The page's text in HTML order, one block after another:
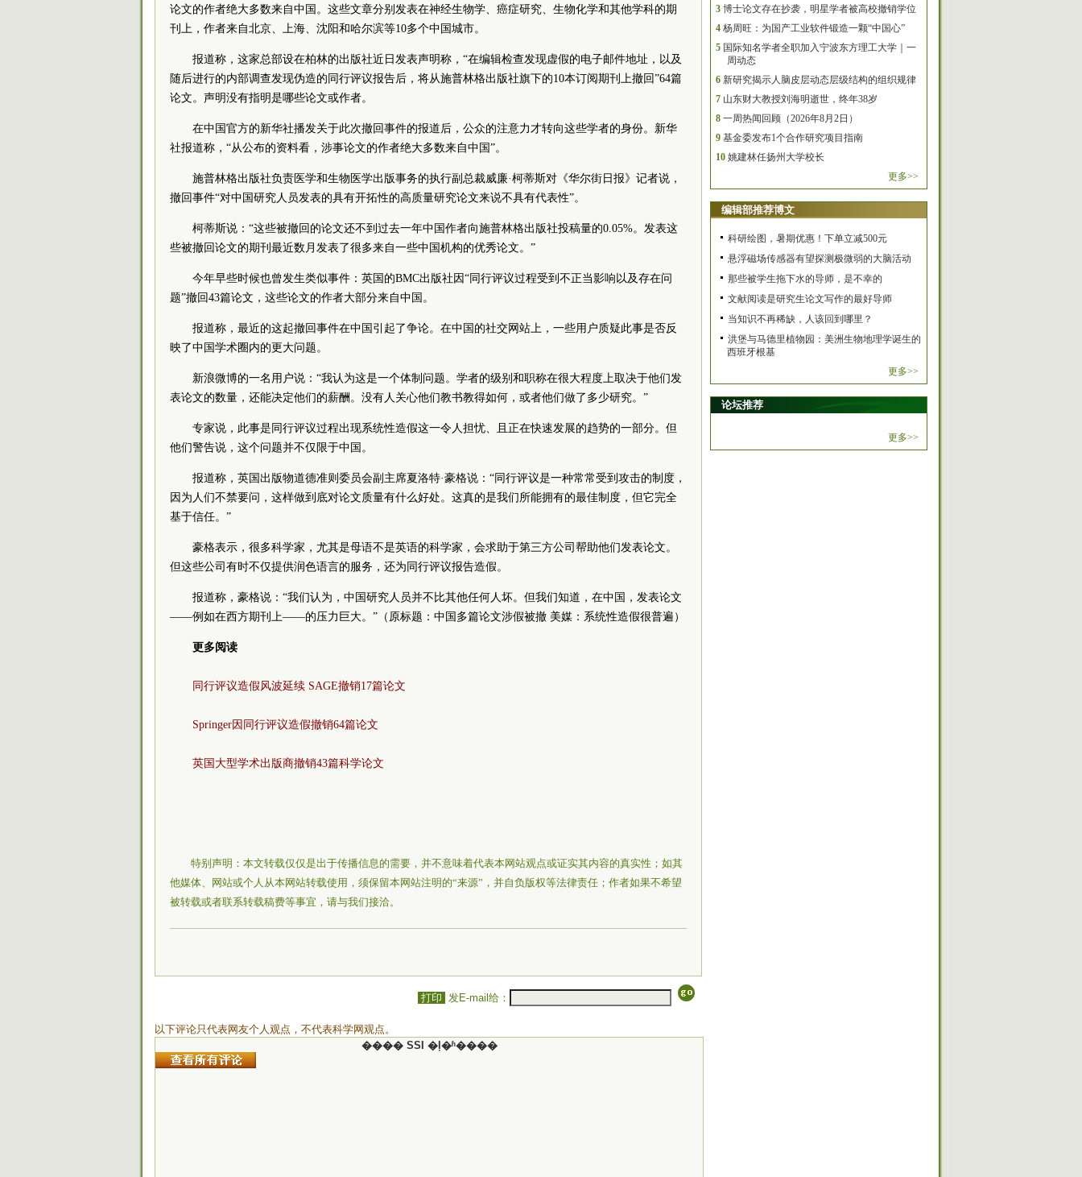
论文的作者绝大多数来自中国。这些文章分别发表在神经生物学、癌症研究、生物化学和其他学科的期
刊上，作者来自北京、上海、沈阳和哈尔滨等10多个中国城市。
报道称，这家总部设在柏林的出版社近日发表声明称，“在编辑检查发现虚假的电子邮件地址，以及
随后进行的内部调查发现伪造的同行评议报告后，将从施普林格出版社旗下的10本订阅期刊上撤回”64篇
论文。声明没有指明是哪些论文或作者。
在中国官方的新华社播发关于此次撤回事件的报道后，公众的注意力才转向这些学者的身份。新华
社报道称，“从公布的资料看，涉事论文的作者绝大多数来自中国”。
施普林格出版社负责医学和生物医学出版事务的执行副总裁威廉·柯蒂斯对《华尔街日报》记者说，
撤回事件“对中国研究人员发表的具有开拓性的高质量研究论文来说不具有代表性”。
柯蒂斯说：“这些被撤回的论文还不到过去一年中国作者向施普林格出版社投稿量的0.05%。发表这
些被撤回论文的期刊最近数月发表了很多来自一些中国机构的优秀论文。”
今年早些时候也曾发生类似事件：英国的BMC出版社因“同行评议过程受到不正当影响以及存在问
题”撤回43篇论文，这些论文的作者大部分来自中国。
报道称，最近的这起撤回事件在中国引起了争论。在中国的社交网站上，一些用户质疑此事是否反
映了中国学术圈内的更大问题。
新浪微博的一名用户说：“我认为这是一个体制问题。学者的级别和职称在很大程度上取决于他们发
表论文的数量，还能决定他们的薪酬。没有人关心他们教书教得如何，或者他们做了多少研究。”
专家说，此事是同行评议过程出现系统性造假这一令人担忧、且正在快速发展的趋势的一部分。但
他们警告说，这个问题并不仅限于中国。
报道称，英国出版物道德准则委员会副主席夏洛特·豪格说：“同行评议是一种常常受到攻击的制度，
因为人们不禁要问，这样做到底对论文质量有什么好处。这真的是我们所能拥有的最佳制度，但它完全
基于信任。”
豪格表示，很多科学家，尤其是母语不是英语的科学家，会求助于第三方公司帮助他们发表论文。
但这些公司有时不仅提供润色语言的服务，还为同行评议报告造假。
报道称，豪格说：“我们认为，中国研究人员并不比其他任何人坏。但我们知道，在中国，发表论文
——例如在西方期刊上——的压力巨大。” （原标题：中国多篇论文涉假被撤 美媒：系统性造假很普遍）
更多阅读
同行评议造假风波延续 SAGE撤销17篇论文
Springer因同行评议造假撤销64篇论文
英国大型学术出版商撤销43篇科学论文
特别声明：本文转载仅仅是出于传播信息的需要，并不意味着代表本网站观点或证实其内容的真实性；如其
他媒体、网站或个人从本网站转载使用，须保留本网站注明的“来源”，并自负版权等法律责任；作者如果不希望
被转载或者联系转载稿费等事宜，请与我们接洽。
打印 发E-mail给：
以下评论只代表网友个人观点，不代表科学网观点。
���� SSI �ļ�ʱ����
3 博士论文存在抄袭，明星学者被高校撤销学位
4 杨周旺：为国产工业软件锻造一颗“中国心”
5 国际知名学者全职加入宁波东方理工大学｜一
周动态
6 新研究揭示人脑皮层动态层级结构的组织规律
7 山东财大教授刘海明逝世，终年38岁
8 一周热闻回顾（2026年8月2日）
9 基金委发布1个合作研究项目指南
10 姚建林任扬州大学校长
更多>>
编辑部推荐博文
科研绘图，暑期优惠！下单立减500元
悬浮磁场传感器有望探测极微弱的大脑活动
那些被学生拖下水的导师，是不幸的
文献阅读是研究生论文写作的最好导师
当知识不再稀缺，人该回到哪里？
洪堡与马德里植物园：美洲生物地理学诞生的
西班牙根基
更多>>
论坛推荐
更多>>